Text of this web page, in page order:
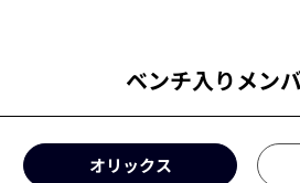
ベンチ入りメン
オリックス